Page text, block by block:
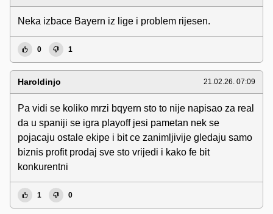
Neka izbace Bayern iz lige i problem rijesen.
0 1
Haroldinjo 21.02.26. 07:09
Pa vidi se koliko mrzi bqyern sto to nije napisao za real
da u spaniji se igra playoff jesi pametan nek se
pojacaju ostale ekipe i bit ce zanimljivije gledaju samo
biznis profit prodaj sve sto vrijedi i kako fe bit
konkurentni
1 0